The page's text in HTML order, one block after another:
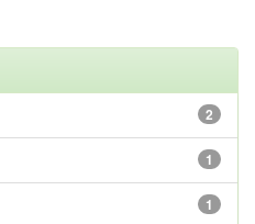
2
1
1